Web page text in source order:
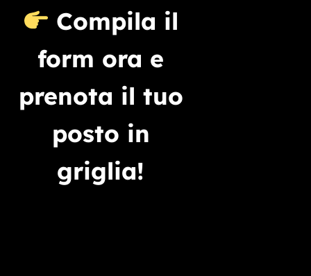
Compila il
form ora e
prenota il tuo
posto in
griglia!